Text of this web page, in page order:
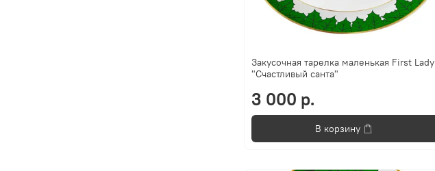
Закусочная тарелка маленькая First Lady
"Счастливый санта"
3 000 р.
В корзину